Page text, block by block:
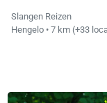
Slangen Reizen
Hengelo • 7 km (+33